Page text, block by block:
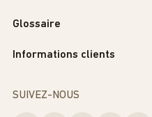
Glossaire
Informations clients
SUIVEZ-NOUS